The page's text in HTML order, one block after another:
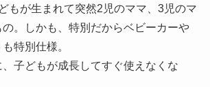
もが生まれて突然2児のママ、3児のマ
。しかも、特別だからベビーカーや
特別仕様。
子どもが成長してすぐ使えなくな